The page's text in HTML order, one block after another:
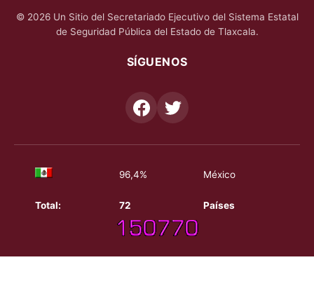
© 2026 Un Sitio del Secretariado Ejecutivo del Sistema Estatal
de Seguridad Pública del Estado de Tlaxcala.
SÍGUENOS
96,4% México
Total: 72 Países